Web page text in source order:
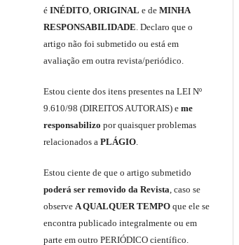
é INÉDITO, ORIGINAL e de MINHA
RESPONSABILIDADE. Declaro que o
artigo não foi submetido ou está em
avaliação em outra revista/periódico.
Estou ciente dos itens presentes na LEI Nº
9.610/98 (DIREITOS AUTORAIS) e me
responsabilizo por quaisquer problemas
relacionados a PLÁGIO.
Estou ciente de que o artigo submetido
poderá ser removido da Revista, caso se
observe A QUALQUER TEMPO que ele se
encontra publicado integralmente ou em
parte em outro PERIÓDICO científico.